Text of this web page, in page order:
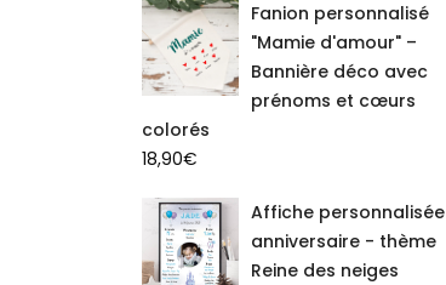
Fanion personnalisé
"Mamie d'amour" –
Bannière déco avec
prénoms et cœurs
colorés
18,90€
Affiche personnalisée
anniversaire - thème
Reine des neiges